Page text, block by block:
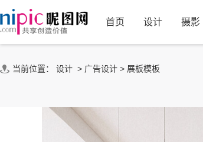
首页 设计 摄影
当前位置： 设计 > 广告设计 > 展板模板